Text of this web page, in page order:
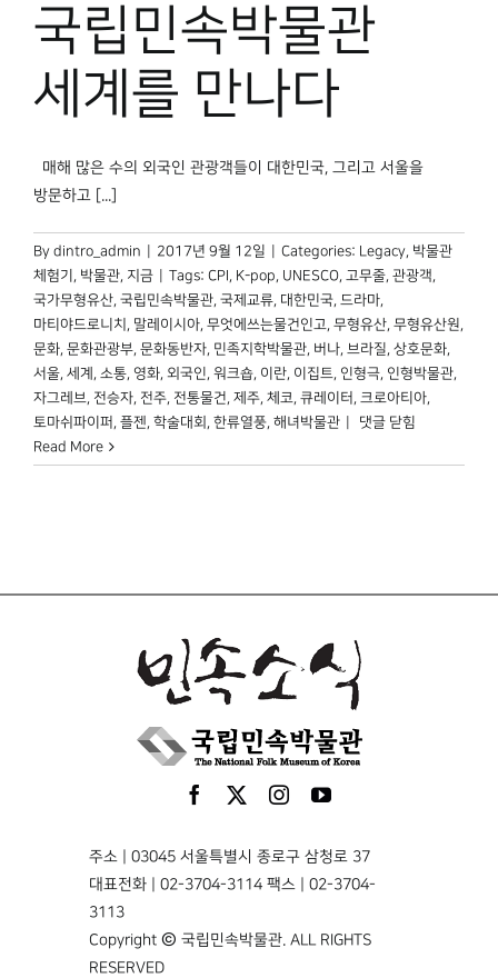
국립민속박물관
세계를 만나다
매해 많은 수의 외국인 관광객들이 대한민국, 그리고 서울을
방문하고 [...]
By dintro_admin 2017년 9월 12일 Categories: Legacy, 박물관
체험기 , 박물관, 지금 Tags: CPI, K-pop, UNESCO, 고무줄, 관광객,
국가무형유산, 국립민속박물관, 국제교류, 대한민국, 드라마,
마티야드로니치 , 말레이시아, 무엇에쓰는물건인고, 무형유산, 무형유산원,
문화, 문화관광부, 문화동반자, 민족지학박물관, 버나, 브라질, 상호문화,
서울, 세계 , 소통, 영화, 외국인, 워크숍, 이란, 이집트, 인형극, 인형박물관,
자그레브, 전승자, 전주, 전통물건, 제주, 체코, 큐레이터 , 크로아티아,
토마쉬파이퍼 , 플젠, 학술대회 , 한류열풍, 해녀박물관
국립민속박물관
만나다
댓글 닫힘
Read More
주소 | 03045 서울특별시 종로구 삼청로 37
대표전화 | 02-3704-3114 팩스 | 02-3704-
3113
Copyright © 국립민속박물관. ALL RIGHTS
RESERVED